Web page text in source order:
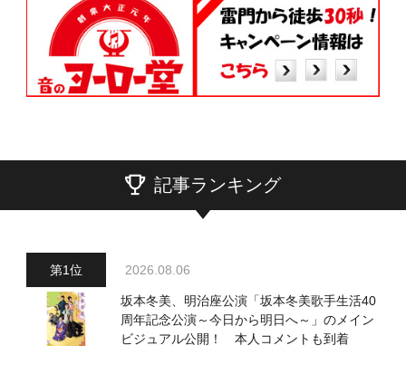
記事ランキング
2026.08.06
坂本冬美、明治座公演「坂本冬美歌手生活40
周年記念公演～今日から明日へ～」のメイン
ビジュアル公開！ 本人コメントも到着